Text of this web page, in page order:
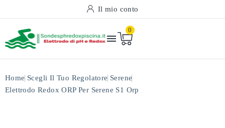
Il mio conto

0
Home Scegli Il Tuo Regolatore Serene
Elettrodo Redox ORP Per Serene S1 Orp